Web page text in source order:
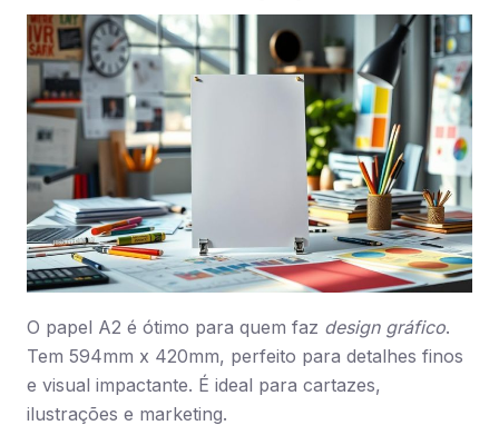
O papel A2 é ótimo para quem faz design gráfico.
Tem 594mm x 420mm, perfeito para detalhes finos
e visual impactante. É ideal para cartazes,
ilustrações e marketing.